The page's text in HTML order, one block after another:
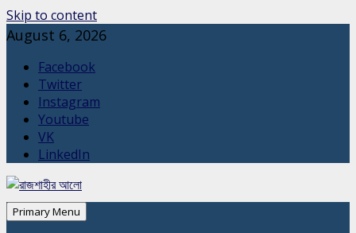
Skip to content
August 6, 2026
Facebook
Twitter
Instagram
Youtube
VK
LinkedIn
Primary Menu